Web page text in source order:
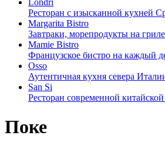
Londri
Ресторан с изысканной кухней
Margarita Bistro
Завтраки, морепродукты на
Mamie Bistro
Французское бистро на каждый
Osso
Аутентичная кухня севера
San Si
Ресторан современной
Поке